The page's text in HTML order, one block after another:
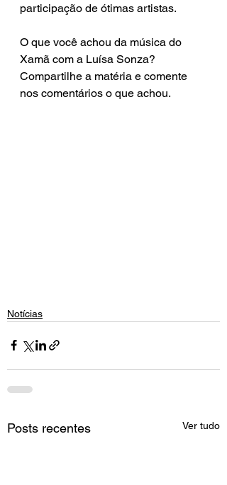
participação de ótimas artistas.
O que você achou da música do
Xamã com a Luísa Sonza?
Compartilhe a matéria e comente
nos comentários o que achou.
Notícias
Posts recentes Ver tudo